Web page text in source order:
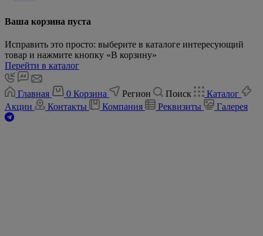
Ваша корзина пуста
Исправить это просто: выберите в каталоге интересующий
товар и нажмите кнопку «В корзину»
Перейти в каталог
Главная 0 Корзина Регион Поиск
Каталог
Акции
Контакты Компания Реквизиты Галерея